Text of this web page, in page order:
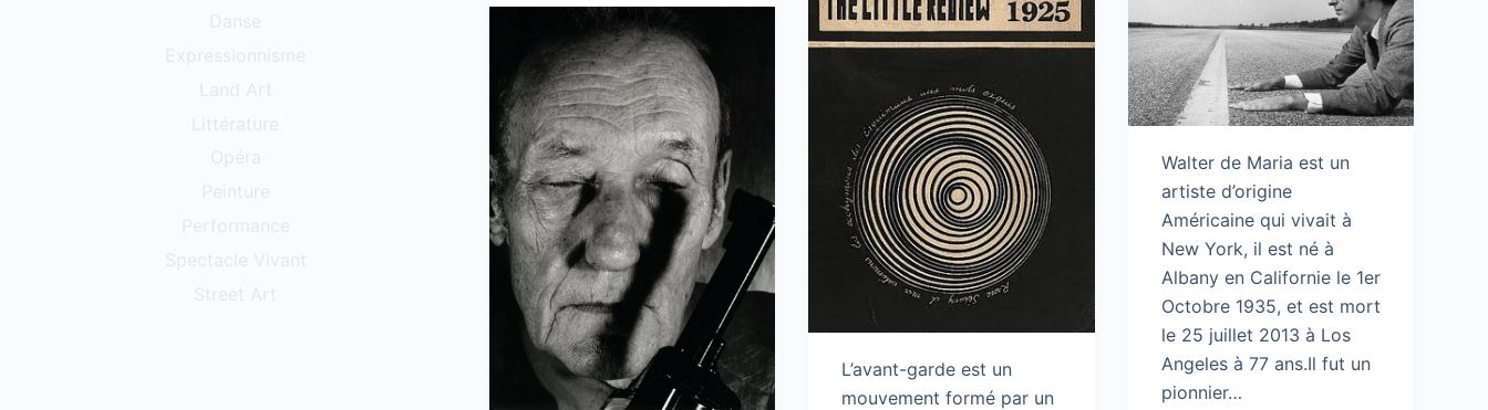
L’avant-garde est un
mouvement formé par un
Walter de Maria est un
artiste d’origine
Américaine qui vivait à
New York, il est né à
Albany en Californie le 1er
Octobre 1935, et est mort
le 25 juillet 2013 à Los
Angeles à 77 ans.Il fut un
pionnier…
Danse
Expressionnisme
Land Art
Littérature
Opéra
Peinture
Performance
Spectacle Vivant
Street Art